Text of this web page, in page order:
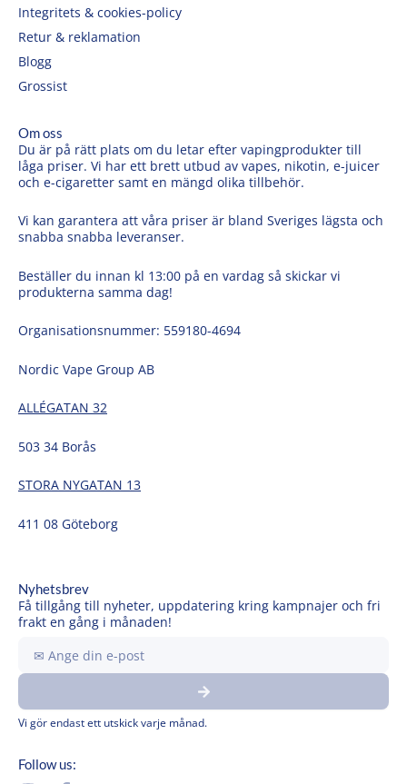
Integritets & cookies-policy
Retur & reklamation
Blogg
Grossist
Om oss
Du är på rätt plats om du letar efter vapingprodukter till
låga priser. Vi har ett brett utbud av vapes, nikotin, e-juicer
och e-cigaretter samt en mängd olika tillbehör.
Vi kan garantera att våra priser är bland Sveriges lägsta och
snabba snabba leveranser.
Beställer du innan kl 13:00 på en vardag så skickar vi
produkterna samma dag!
Organisationsnummer: 559180-4694
Nordic Vape Group AB
ALLÉGATAN 32
503 34 Borås
STORA NYGATAN 13
411 08 Göteborg
Nyhetsbrev
Få tillgång till nyheter, uppdatering kring kampnajer och fri
frakt en gång i månaden!
din
e-
Submit
Vi gör endast ett utskick varje månad.
Follow us: